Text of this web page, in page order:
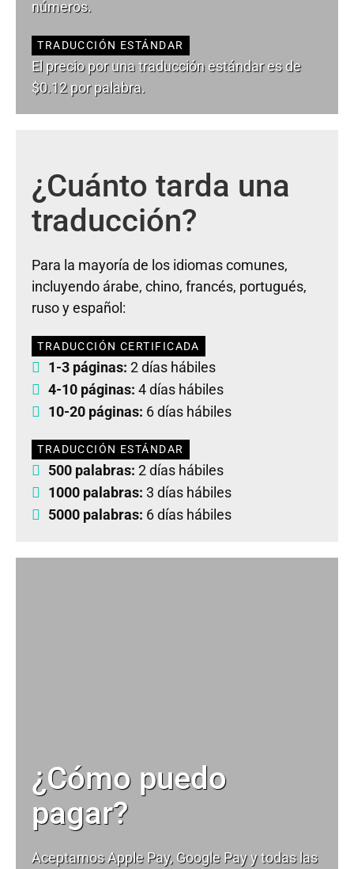
números.
TRADUCCIÓN ESTÁNDAR
El precio por una traducción estándar es de
$0.12 por palabra.
¿Cuánto tarda una
traducción?
Para la mayoría de los idiomas comunes,
incluyendo árabe, chino, francés, portugués,
ruso y español:
TRADUCCIÓN CERTIFICADA
1-3 páginas: 2 días hábiles
4-10 páginas: 4 días hábiles
10-20 páginas: 6 días hábiles
TRADUCCIÓN ESTÁNDAR
500 palabras: 2 días hábiles
1000 palabras: 3 días hábiles
5000 palabras: 6 días hábiles
¿Cómo puedo
pagar?
Aceptamos Apple Pay, Google Pay y todas las